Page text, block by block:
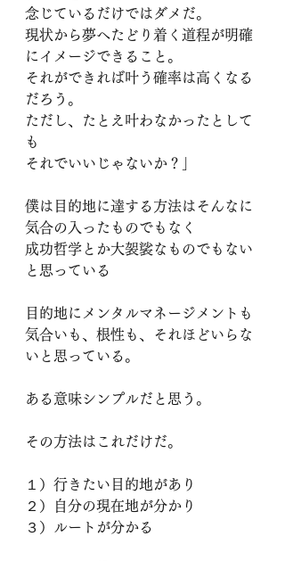
念じているだけではダメだ。
現状から夢へたどり着く道程が明確
にイメージできること。
それができれば叶う確率は高くなる
だろう。
ただし、たとえ叶わなかったとして
も
それでいいじゃないか？」
僕は目的地に達する方法はそんなに
気合の入ったものでもなく
成功哲学とか大袈裟なものでもない
と思っている
目的地にメンタルマネージメントも
気合いも、根性も、それほどいらな
いと思っている。
ある意味シンプルだと思う。
その方法はこれだけだ。
１）行きたい目的地があり
２）自分の現在地が分かり
３）ルートが分かる